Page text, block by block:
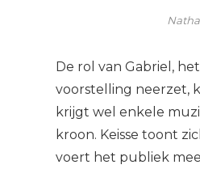
De rol van Gabriel,
voorstelling neerzet,
krijgt wel enkele
kroon. Keisse toont
voert het publiek